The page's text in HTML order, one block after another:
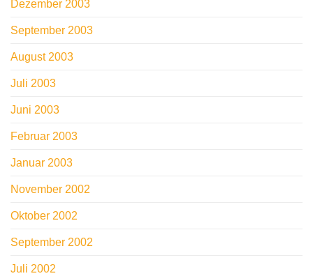
Dezember 2003
September 2003
August 2003
Juli 2003
Juni 2003
Februar 2003
Januar 2003
November 2002
Oktober 2002
September 2002
Juli 2002